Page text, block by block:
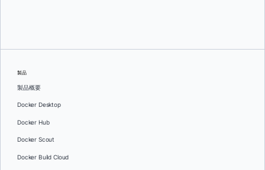
製品
製品概要
Docker Desktop
Docker Hub
Docker Scout
Docker Build Cloud